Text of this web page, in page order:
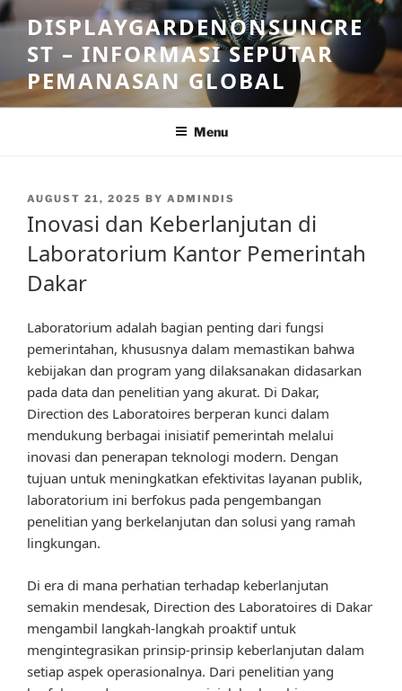
Skip
to
content
DISPLAYGARDENONSUNCRE
ST – INFORMASI SEPUTAR
PEMANASAN GLOBAL
Menu
POSTED
AUGUST 21, 2025 BY ADMINDIS
Inovasi dan Keberlanjutan di
Laboratorium Kantor Pemerintah
Dakar
Laboratorium adalah bagian penting dari fungsi
pemerintahan, khususnya dalam memastikan bahwa
kebijakan dan program yang dilaksanakan didasarkan
pada data dan penelitian yang akurat. Di Dakar,
Direction des Laboratoires berperan kunci dalam
mendukung berbagai inisiatif pemerintah melalui
inovasi dan penerapan teknologi modern. Dengan
tujuan untuk meningkatkan efektivitas layanan publik,
laboratorium ini berfokus pada pengembangan
penelitian yang berkelanjutan dan solusi yang ramah
lingkungan.
Di era di mana perhatian terhadap keberlanjutan
semakin mendesak, Direction des Laboratoires di Dakar
mengambil langkah-langkah proaktif untuk
mengintegrasikan prinsip-prinsip keberlanjutan dalam
setiap aspek operasionalnya. Dari penelitian yang